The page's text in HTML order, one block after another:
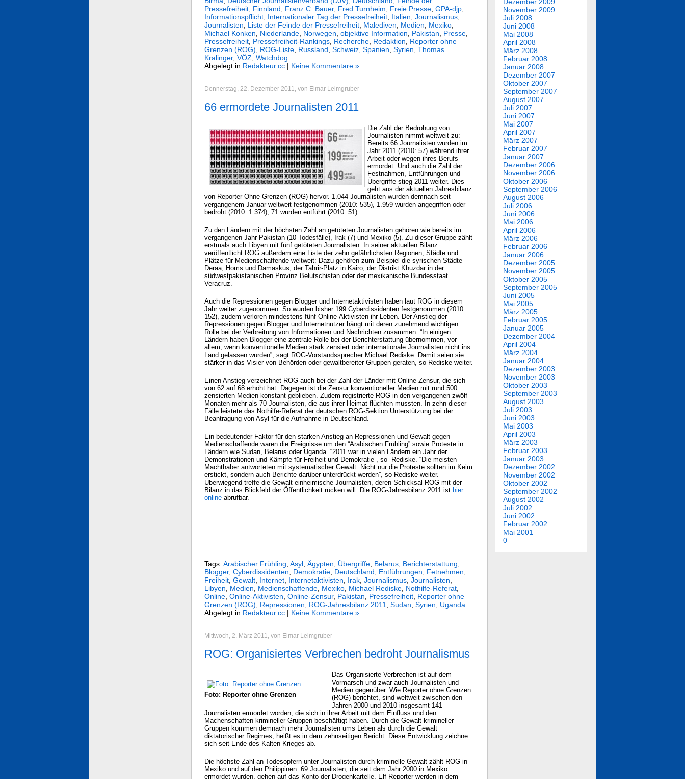
Pressefreiheit Finnland Franz C. Bauer, Fred Turnheim Freie Presse GPA-djp
Informationspflicht Internationaler Tag der Pressefreiheit Italien Journalismus
Journalisten
Liste der Feinde der Pressefreiheit Malediven Medien Mexiko
Michael Konken
Niederlande Norwegen objektive Information Pakistan Presse
Pressefreiheit Pressefreiheit-Rankings Recherche Redaktion
Reporter ohne
Grenzen (ROG)
ROG-Liste Russland Schweiz Spanien Syrien Thomas
Kralinger, VÖZ Watchdog
Abgelegt in Redakteur.cc | Keine Kommentare »
Donnerstag, 22. Dezember 2011, von Elmar Leimgruber
66 ermordete Journalisten 2011
Die Zahl der Bedrohung von
Journalisten nimmt weltweit zu:
Bereits 66 Journalisten wurden im
Jahr 2011 (2010: 57) während ihrer
Arbeit oder wegen ihres Berufs
ermordet. Und auch die Zahl der
Festnahmen, Entführungen und
Übergriffe stieg 2011 weiter. Dies
geht aus der aktuellen Jahresbilanz
von Reporter Ohne Grenzen (ROG) hervor. 1.044 Journalisten wurden demnach seit
vergangenem Januar weltweit festgenommen (2010: 535), 1.959 wurden angegriffen oder
bedroht (2010: 1.374), 71 wurden entführt (2010: 51).
Zu den Ländern mit der höchsten Zahl an getöteten Journalisten gehören wie bereits im
vergangenen Jahr Pakistan (10 Todesfälle), Irak (7) und Mexiko (5). Zu dieser Gruppe zählt
erstmals auch Libyen mit fünf getöteten Journalisten. In seiner aktuellen Bilanz
veröffentlicht ROG außerdem eine Liste der zehn gefährlichsten Regionen, Städte und
Plätze für Medienschaffende weltweit: Dazu gehören zum Beispiel die syrischen Städte
Deraa, Homs und Damaskus, der Tahrir-Platz in Kairo, der Distrikt Khuzdar in der
südwestpakistanischen Provinz Belutschistan oder der mexikanische Bundesstaat
Veracruz.
Auch die Repressionen gegen Blogger und Internetaktivisten haben laut ROG in diesem
Jahr weiter zugenommen. So wurden bisher 199 Cyberdissidenten festgenommen (2010:
152), zudem verloren mindestens fünf Online-Aktivisten ihr Leben. Der Anstieg der
Repressionen gegen Blogger und Internetnutzer hängt mit deren zunehmend wichtigen
Rolle bei der Verbreitung von Informationen und Nachrichten zusammen. “In einigen
Ländern haben Blogger eine zentrale Rolle bei der Berichterstattung übernommen, vor
allem, wenn konventionelle Medien stark zensiert oder internationale Journalisten nicht ins
Land gelassen wurden”, sagt ROG-Vorstandssprecher Michael Rediske. Damit seien sie
stärker in das Visier von Behörden oder gewaltbereiter Gruppen geraten, so Rediske weiter.
Einen Anstieg verzeichnet ROG auch bei der Zahl der Länder mit Online-Zensur, die sich
von 62 auf 68 erhöht hat. Dagegen ist die Zensur konventioneller Medien mit rund 500
zensierten Medien konstant geblieben. Zudem registrierte ROG in den vergangenen zwölf
Monaten mehr als 70 Journalisten, die aus ihrer Heimat flüchten mussten. In zehn dieser
Fälle leistete das Nothilfe-Referat der deutschen ROG-Sektion Unterstützung bei der
Beantragung von Asyl für die Aufnahme in Deutschland.
Ein bedeutender Faktor für den starken Anstieg an Repressionen und Gewalt gegen
Medienschaffende waren die Ereignisse um den “Arabischen Frühling” sowie Proteste in
Ländern wie Sudan, Belarus oder Uganda. “2011 war in vielen Ländern ein Jahr der
Demonstrationen und Kämpfe für Freiheit und Demokratie”, so Rediske. “Die meisten
Machthaber antworteten mit systematischer Gewalt. Nicht nur die Proteste sollten im Keim
erstickt, sondern auch Berichte darüber unterdrückt werden”, so Rediske weiter.
Überwiegend treffe die Gewalt einheimische Journalisten, deren Schicksal ROG mit der
Bilanz in das Blickfeld der Öffentlichkeit rücken will. Die ROG-Jahresbilanz 2011 ist hier
online abrufbar.
Tags: Arabischer Frühling Asyl Ägypten Übergriffe Belarus Berichterstattung
Blogger, Cyberdissidenten Demokratie Deutschland Entführungen Fetnehmen
Freiheit Gewalt Internet Internetaktivisten Irak Journalismus Journalisten
Libyen
Medien Medienschaffende Mexiko Michael Rediske Nothilfe-Referat
Online Online-Aktivisten Online-Zensur, Pakistan Pressefreiheit Reporter ohne
Grenzen (ROG)
Repressionen ROG-Jahresbilanz 2011 Sudan Syrien
Uganda
Abgelegt in Redakteur.cc | Keine Kommentare »
Mittwoch, 2. März 2011, von Elmar Leimgruber
ROG: Organisiertes Verbrechen bedroht Journalismus
Foto: Reporter ohne Grenzen
Das Organisierte Verbrechen ist auf dem
Vormarsch und zwar auch Journalisten und
Medien gegenüber. Wie Reporter ohne Grenzen
(ROG) berichtet, sind weltweit zwischen den
Jahren 2000 und 2010 insgesamt 141
Journalisten ermordet worden, die sich in ihrer Arbeit mit dem Einfluss und den
Machenschaften krimineller Gruppen beschäftigt haben. Durch die Gewalt krimineller
Gruppen kommen demnach mehr Journalisten ums Leben als durch die Gewalt
diktatorischer Regimes, heißt es in dem zehnseitigen Bericht. Diese Entwicklung zeichne
sich seit Ende des Kalten Krieges ab.
Die höchste Zahl an Todesopfern unter Journalisten durch kriminelle Gewalt zählt ROG in
Mexiko und auf den Philippinen. 69 Journalisten, die seit dem Jahr 2000 in Mexiko
ermordet wurden, gehen auf das Konto der Drogenkartelle. Elf Reporter werden in dem
November 2009
Juli 2008
Juni 2008
Mai 2008
April 2008
März 2008
Februar 2008
Januar 2008
Dezember 2007
Oktober 2007
September 2007
August 2007
Juli 2007
Juni 2007
Mai 2007
April 2007
März 2007
Februar 2007
Januar 2007
Dezember 2006
November 2006
Oktober 2006
September 2006
August 2006
Juli 2006
Juni 2006
Mai 2006
April 2006
März 2006
Februar 2006
Januar 2006
Dezember 2005
November 2005
Oktober 2005
September 2005
Juni 2005
Mai 2005
März 2005
Februar 2005
Januar 2005
Dezember 2004
April 2004
März 2004
Januar 2004
Dezember 2003
November 2003
Oktober 2003
September 2003
August 2003
Juli 2003
Juni 2003
Mai 2003
April 2003
März 2003
Februar 2003
Januar 2003
Dezember 2002
November 2002
Oktober 2002
September 2002
August 2002
Juli 2002
Juni 2002
Februar 2002
Mai 2001
0